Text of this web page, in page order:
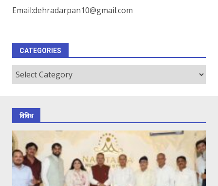
Email:dehradarpan10@gmail.com
CATEGORIES
Categories
विविध